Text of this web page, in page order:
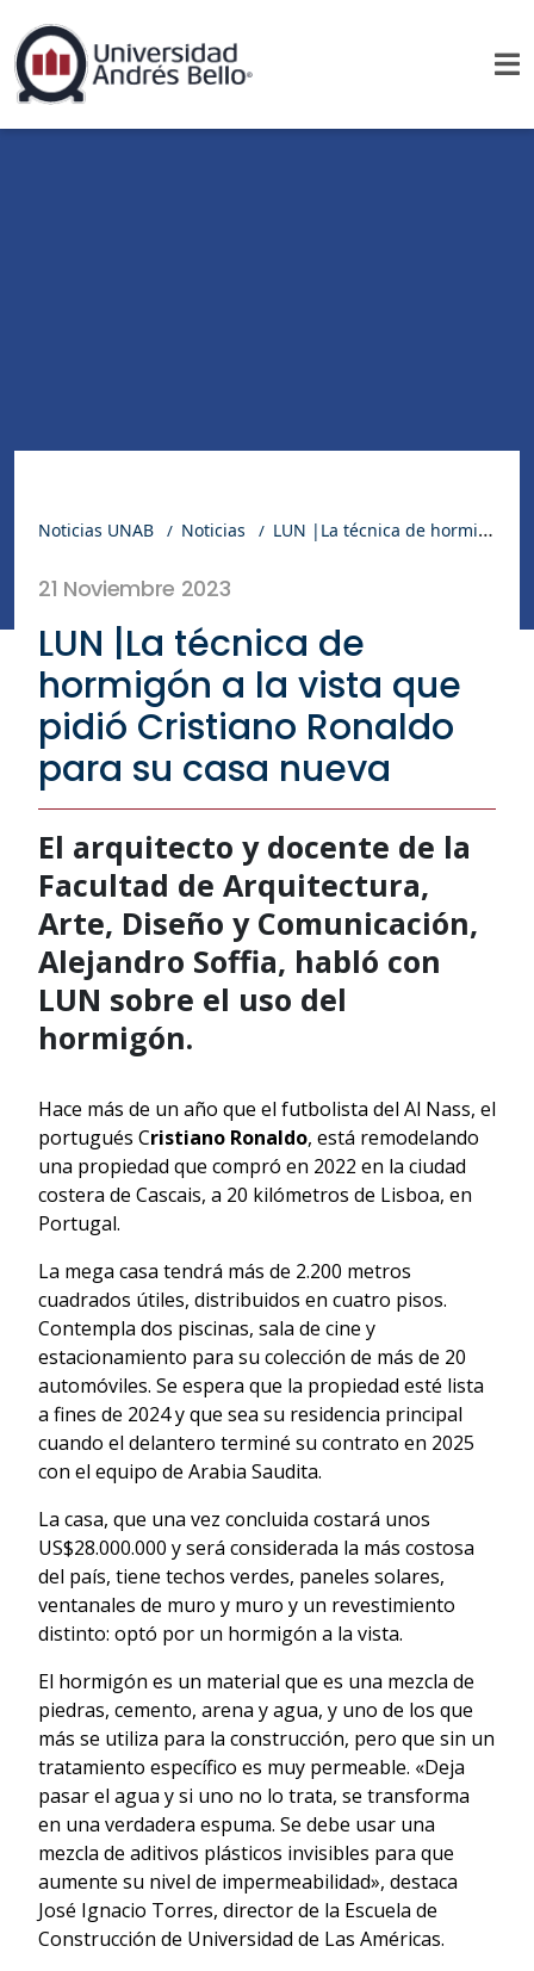
Noticias UNAB Noticias LUN |La técnica de hormigón a la vista que pidió Cristiano Ronaldo para su casa nueva
21 Noviembre 2023
LUN |La técnica de
hormigón a la vista que
pidió Cristiano Ronaldo
para su casa nueva
El arquitecto y docente de la
Facultad de Arquitectura,
Arte, Diseño y Comunicación,
Alejandro Soffia, habló con
LUN sobre el uso del
hormigón.
Hace más de un año que el futbolista del Al Nass, el
portugués Cristiano Ronaldo, está remodelando
una propiedad que compró en 2022 en la ciudad
costera de Cascais, a 20 kilómetros de Lisboa, en
Portugal.
La mega casa tendrá más de 2.200 metros
cuadrados útiles, distribuidos en cuatro pisos.
Contempla dos piscinas, sala de cine y
estacionamiento para su colección de más de 20
automóviles. Se espera que la propiedad esté lista
a fines de 2024 y que sea su residencia principal
cuando el delantero terminé su contrato en 2025
con el equipo de Arabia Saudita.
La casa, que una vez concluida costará unos
US$28.000.000 y será considerada la más costosa
del país, tiene techos verdes, paneles solares,
ventanales de muro y muro y un revestimiento
distinto: optó por un hormigón a la vista.
El hormigón es un material que es una mezcla de
piedras, cemento, arena y agua, y uno de los que
más se utiliza para la construcción, pero que sin un
tratamiento específico es muy permeable. «Deja
pasar el agua y si uno no lo trata, se transforma
en una verdadera espuma. Se debe usar una
mezcla de aditivos plásticos invisibles para que
aumente su nivel de impermeabilidad», destaca
José Ignacio Torres, director de la Escuela de
Construcción de Universidad de Las Américas.